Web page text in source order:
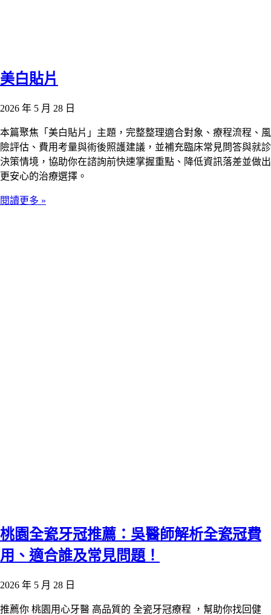
美白貼片
2026 年 5 月 28 日
本篇聚焦「美白貼片」主題，完整整理適合對象、療程流程、風
險評估、費用考量與術後照護建議，並補充臨床常見問答與就診
決策情境，協助你在諮詢前快速掌握重點、降低資訊落差並做出
更安心的治療選擇。
閱讀更多 »
桃園全瓷牙冠推薦：吳醫師解析全瓷冠費
用、適合誰及常見問題！
2026 年 5 月 28 日
推薦你 桃園用心牙醫 高品質的 全瓷牙冠療程 ，幫助你找回健